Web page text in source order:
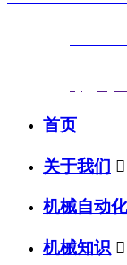
首页
关于我们 
机械自动化
机械知识 